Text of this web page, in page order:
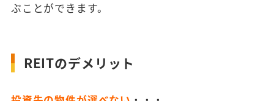
ぶことができます。
REITのデメリット